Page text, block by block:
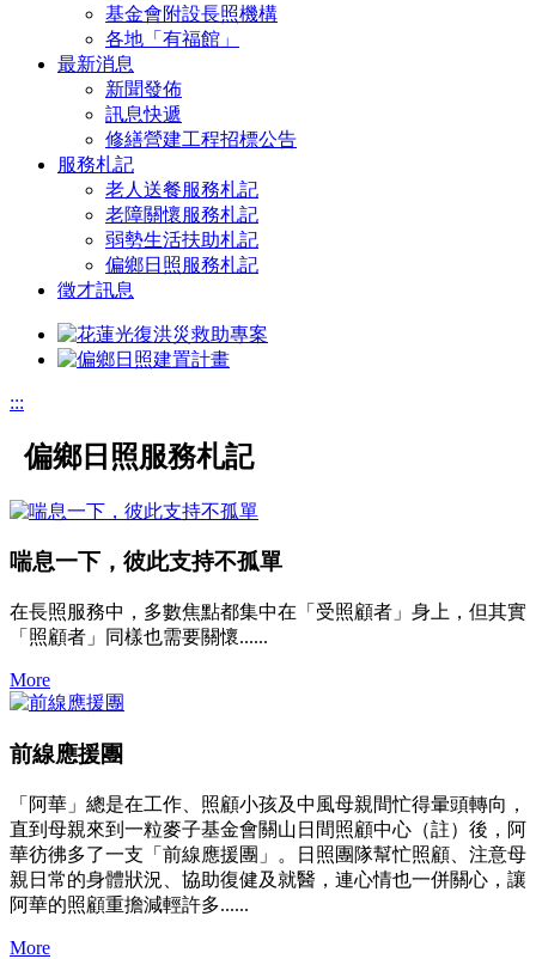
基金會附設長照機構
各地「有福館」
最新消息
新聞發佈
訊息快遞
修繕營建工程招標公告
服務札記
老人送餐服務札記
老障關懷服務札記
弱勢生活扶助札記
偏鄉日照服務札記
徵才訊息
:::
偏鄉日照服務札記
喘息一下，彼此支持不孤單
在長照服務中，多數焦點都集中在「受照顧者」身上，但其實
「照顧者」同樣也需要關懷......
More
前線應援團
「阿華」總是在工作、照顧小孩及中風母親間忙得暈頭轉向，
直到母親來到一粒麥子基金會關山日間照顧中心（註）後，阿
華彷彿多了一支「前線應援團」。日照團隊幫忙照顧、注意母
親日常的身體狀況、協助復健及就醫，連心情也一併關心，讓
阿華的照顧重擔減輕許多......
More